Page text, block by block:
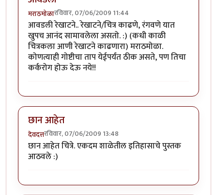
मराठमोळारविवार, 07/06/2009 11:44
आवडली रेखाटने.. रेखाटने/चित्र काढणे, रंगवणे यात
खुपच आनंद सामावलेला असतो. :) (कधी काळी
चित्रकला आणी रेखाटने काढणारा) मराठमोळा.
कोणत्याही गोष्टीचा ताप येईपर्यंत ठीक असते, पण तिचा
कर्करोग होऊ देऊ नये!!
छान आहेत
देवदत्तरविवार, 07/06/2009 13:48
छान आहेत चित्रे. एकदम शाळेतील इतिहासाचे पुस्तक
आठवले :)